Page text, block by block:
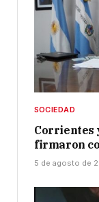
SOCIEDAD
Corrientes
firmaron
5 de agosto de